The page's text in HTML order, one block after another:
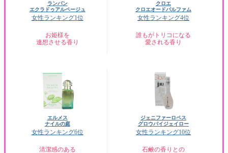
ランバン
エクラドゥアルページュ
女性ランキング1位
お姫様を
連想させる香り
クロエ
クロエオードパルファム
女性ランキング4位
誰もがトリコになる
愛される香り
エルメス
ナイルの庭
女性ランキング6位
清潔感のある
ジェニファーロペス
グロウバイジェイロー
女性ランキング10位
石鹸の香りとの